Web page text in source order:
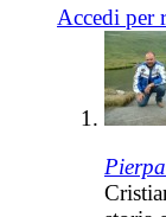
Accedi per